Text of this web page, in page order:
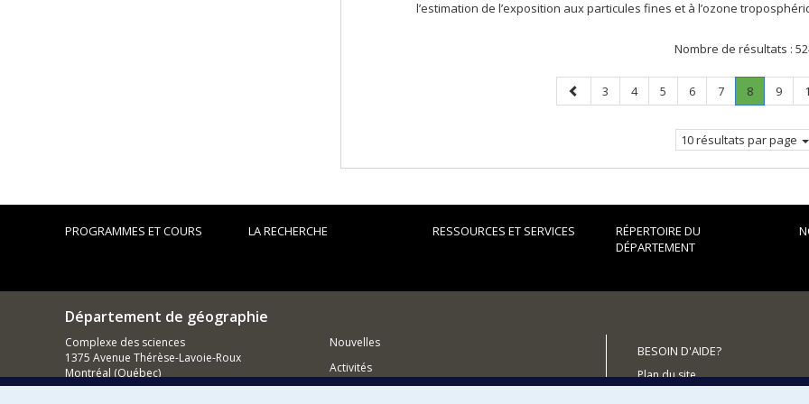
l’estimation de l’exposition aux particules fines et à l’ozone
Nombre de résultats :
Page
précédente
Page
3 Page
4 Page
5 Page
6 Page
7 Page
8.
Page
Page
9
10 résultats par page
PROGRAMMES ET COURS LA RECHERCHE RESSOURCES ET SERVICES
RÉPERTOIRE DU
DÉPARTEMENT
Département de géographie
Complexe des sciences
1375 Avenue Thérèse-Lavoie-Roux
Montréal (Québec)
H2V 0B3
Nouvelles
Activités
BESOIN D'AIDE?
Plan du site